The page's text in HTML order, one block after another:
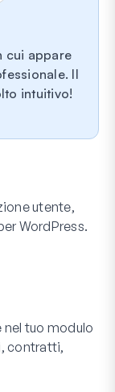
cui appare
Il
intuitivo!
utente,
WordPress.
tuo modulo
contratti,